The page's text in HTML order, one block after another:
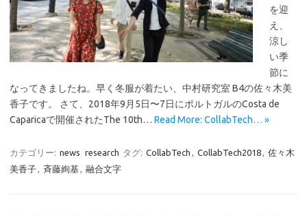
を迎
え、
涼し
い季
節に
なってきましたね。早く冬服が着たい、中村研究室 B4の佐々木美
香子です。 さて、2018年9月5日〜7日にポルトガルのCosta de
Caparicaで開催されたThe 10th… Read More: CollabTech… »
カテゴリー: news research タグ: CollabTech , CollabTech2018, 佐々木
美香子, 斉藤絢基, 融合文字